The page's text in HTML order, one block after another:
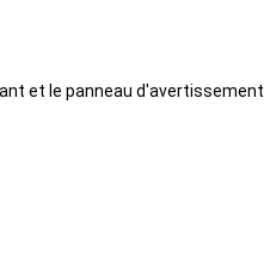
et le panneau d'avertissement